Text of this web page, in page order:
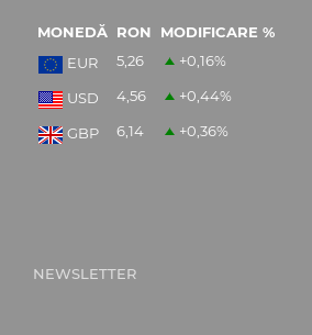
MONEDĂ RON
MODIFICARE %
EUR
5,26 +0,16%
USD 4,56 +0,44%
GBP 6,14 +0,36%
NEWSLETTER